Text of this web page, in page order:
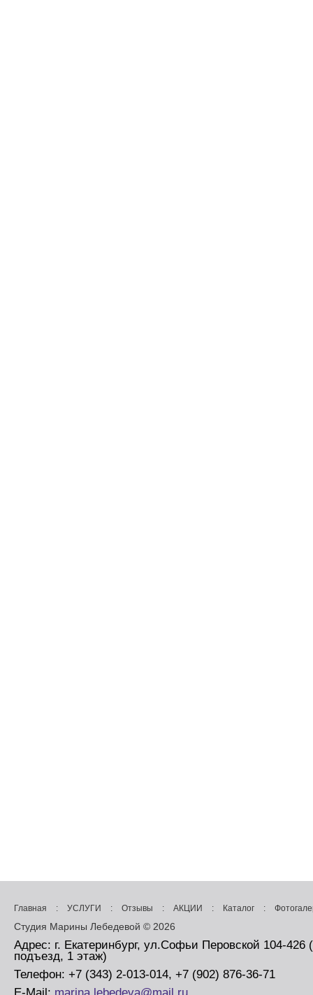
Главная : УСЛУГИ : Отзывы : АКЦИИ : Каталог :
Студия Марины Лебедевой © 2026
Адрес: г. Екатеринбург, ул.Софьи Перовской 104-426
подъезд, 1 этаж)
Телефон: +7 (343) 2-013-014, +7 (902) 876-36-71